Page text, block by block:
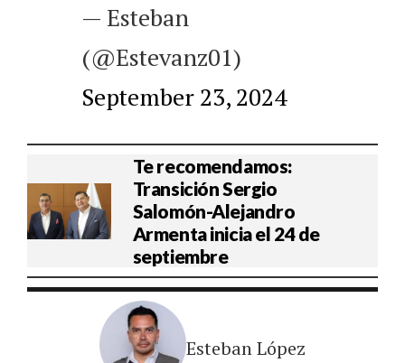
— Esteban
(@Estevanz01)
September 23, 2024
Te recomendamos:
Transición Sergio
Salomón-Alejandro
Armenta inicia el 24 de
septiembre
Esteban López